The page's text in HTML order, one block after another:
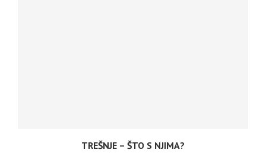
TREŠNJE – ŠTO S NJIMA?